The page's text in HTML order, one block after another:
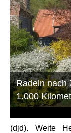
Radeln nach
1.000
(djd). Weite